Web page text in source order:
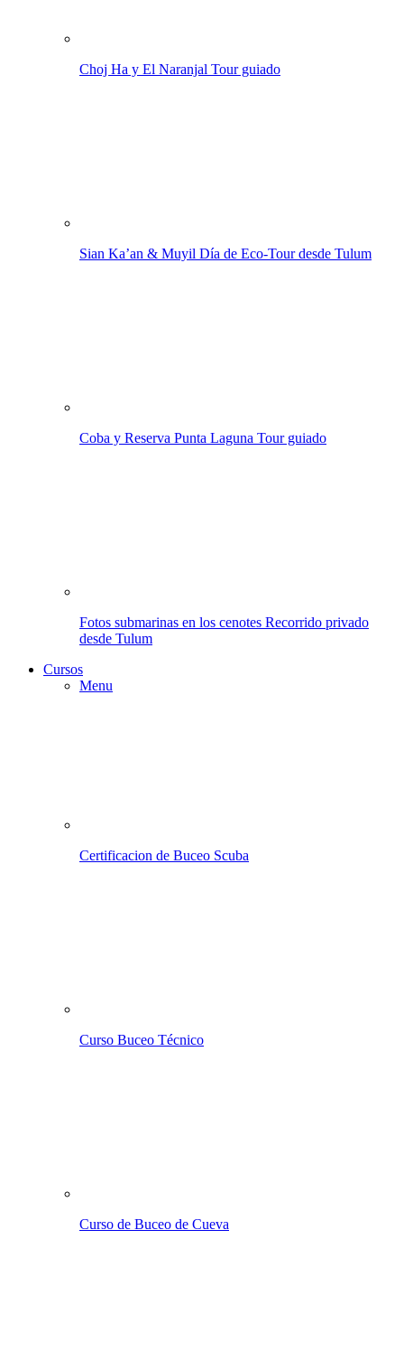
Choj Ha y El Naranjal Tour guiado
Sian Ka’an & Muyil Día de Eco-Tour desde Tulum
Coba y Reserva Punta Laguna Tour guiado
Fotos submarinas en los cenotes Recorrido privado
desde Tulum
Cursos
Menu
Certificacion de Buceo Scuba
Curso Buceo Técnico
Curso de Buceo de Cueva